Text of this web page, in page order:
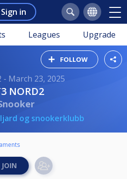
Sign in
Leagues Upgrade
FOLLOW
- March 23, 2025
NORD2
og snookerklubb